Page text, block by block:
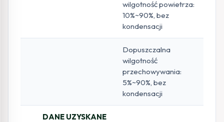
wilgotność powietrza:
10%~90%, bez
kondensacji
Dopuszczalna
wilgotność
przechowywania:
5%~90%, bez
kondensacji
DANE UZYSKANE